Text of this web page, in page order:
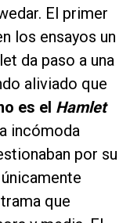
El primer
los ensayos un
da paso a una
aliviado que
es el Hamlet
incómoda
por su
que